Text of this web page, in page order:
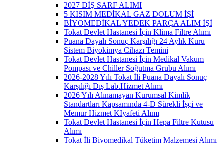
2027 DİŞ SARF ALIMI
5 KISIM MEDİKAL GAZ DOLUM İŞİ
BİYOMEDİKAL YEDEK PARÇA ALIM İŞİ
Tokat Devlet Hastanesi İçin Klima Filtre Alımı
Puana Dayalı Sonuç Karşılığı 24 Aylık Kuru
Sistem Biyokimya Cihazı Temini
Tokat Devlet Hastanesi İçin Medikal Vakum
Pompası ve Chiller Soğutma Grubu Alımı
2026-2028 Yılı Tokat İli Puana Dayalı Sonuç
Karşılığı Dış Lab.Hizmet Alımı
2026 Yılı Alınamayan Kurumsal Kimlik
Standartları Kapsamında 4-D Sürekli İşçi ve
Memur Hizmet KIyafeti Alımı
Tokat Devlet Hastanesi İçin Hepa Filtre Kutusu
Alımı
Tokat İli Biyomedikal Tüketim Malzemesi Alımı